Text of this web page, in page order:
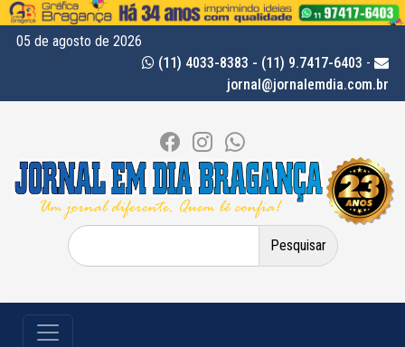
05 de agosto de 2026
(11) 4033-8383 - (11) 9.7417-6403 -
jornal@jornalemdia.com.br
Pesquisar
por: